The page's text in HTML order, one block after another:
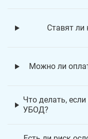
Ставят ли
Можно ли
Что делать,
УБОД?